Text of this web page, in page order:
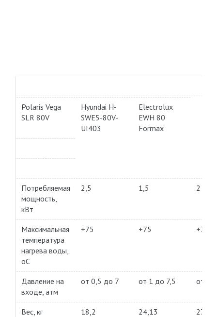
Polaris Vega
SLR 80V
Hyundai H-
SWE5-80V-
UI403
Electrolux
EWH 80
Formax
Потребляемая
мощность,
кВт
2,5 1,5 2
Максимальная
температура
нагрева воды,
оС
+75 +75 +75
Давление на
входе, атм
от 0,5 до 7 от 1 до 7,5 от
Вес, кг 18,2 24,13 27,4